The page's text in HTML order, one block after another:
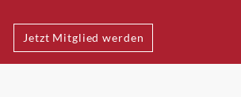
Bäretswil
Bülach
Cazis
Jetzt Mitglied werden